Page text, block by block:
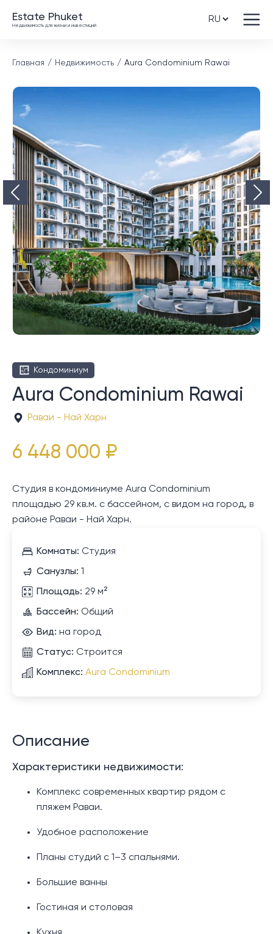
Estate Phuket
Недвижимость для жизни и инвестиций
Главная Недвижимость Aura Condominium Rawai
Кондоминиум
Aura Condominium Rawai
Раваи - Най Харн
6 448 000 ₽
Студия в кондоминиуме Aura Condominium
площадью 29 кв.м. с бассейном, с видом на город, в
районе Раваи - Най Харн.
Комнаты: Студия
Санузлы: 1
Площадь: 29 м²
Бассейн: Общий
Вид: на город
Статус: Строится
Комплекс: Aura Condominium
Описание
Характеристики недвижимости:
Комплекс современных квартир рядом с
пляжем Раваи.
Удобное расположение
Планы студий с 1–3 спальнями.
Большие ванны
Гостиная и столовая